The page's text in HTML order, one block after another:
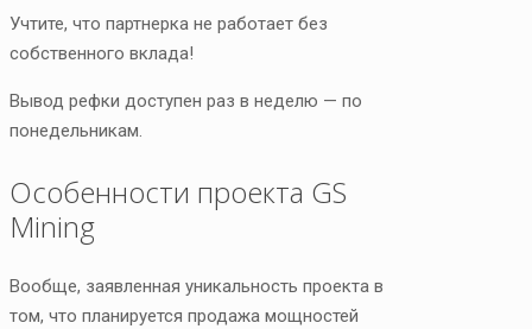
Учтите, что партнерка не работает без
собственного вклада!
Вывод рефки доступен раз в неделю — по
понедельникам.
Особенности проекта GS
Mining
Вообще, заявленная уникальность проекта в
том, что планируется продажа мощностей